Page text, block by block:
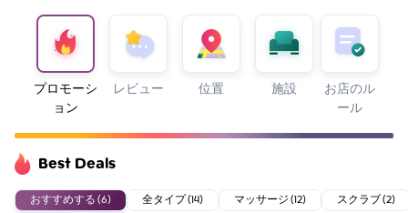
Wednesday 10:00 - 22:00
Thursday 10:00 - 22:00
Friday 10:00 - 22:00
プロモーシ
ョン
レビュー 位置 施設 お店のル
ール
Best Deals
おすすめする (6) 全タイプ (14) マッサージ (12) スクラブ (2)